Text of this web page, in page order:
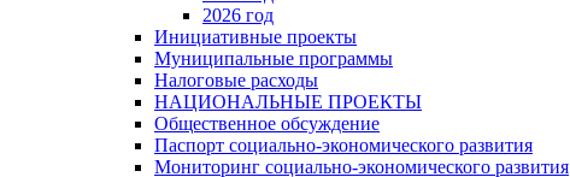
2026 год
Инициативные проекты
Муниципальные программы
Налоговые расходы
НАЦИОНАЛЬНЫЕ ПРОЕКТЫ
Общественное обсуждение
Паспорт социально-экономического развития
Мониторинг социально-экономического развития